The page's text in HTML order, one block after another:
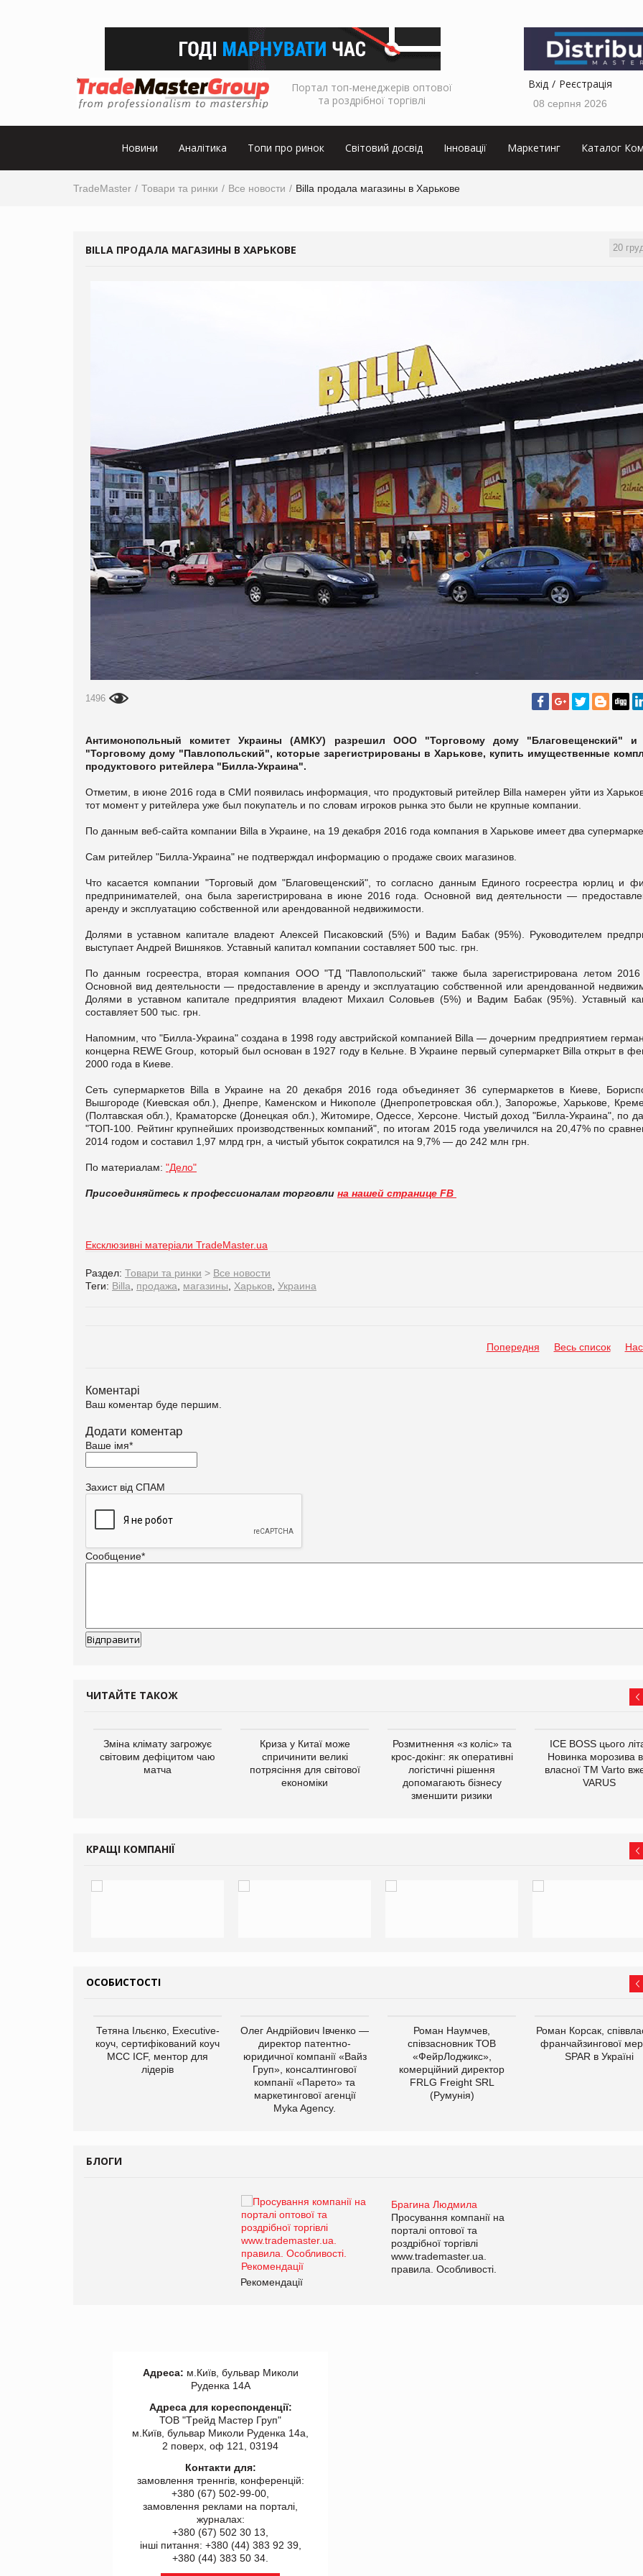
Портал топ-менеджерів оптової
та роздрібної торгівлі
Вхід Реєстрація
08 серпня 2026
Новини Аналітика Топи про ринок Світовий досвід Інновації Маркетинг Каталог
TradeMaster Товари та ринки Все новости Billa продала магазины в Харькове
20
BILLA ПРОДАЛА МАГАЗИНЫ В ХАРЬКОВЕ
1496
Антимонопольный комитет Украины (АМКУ) разрешил ООО "Торговому дому "Благовещенский"
"Торговому дому "Павлопольский", которые зарегистрированы в Харькове, купить имущественные
продуктового ритейлера "Билла-Украина".
Отметим, в июне 2016 года в СМИ появилась информация, что продуктовый ритейлер Billa намерен уйти из
тот момент у ритейлера уже был покупатель и по словам игроков рынка это были не крупные компании.
По данным веб-сайта компании Billa в Украине, на 19 декабря 2016 года компания в Харькове имеет два
Сам ритейлер "Билла-Украина" не подтверждал информацию о продаже своих магазинов.
Что касается компании "Торговый дом "Благовещенский", то согласно данным Единого госреестра юрлиц и
предпринимателей, она была зарегистрирована в июне 2016 года. Основной вид деятельности —
аренду и эксплуатацию собственной или арендованной недвижимости.
Долями в уставном капитале владеют Алексей Писаковский (5%) и Вадим Бабак (95%). Руководителем
выступает Андрей Вишняков. Уставный капитал компании составляет 500 тыс. грн.
По данным госреестра, вторая компания ООО "ТД "Павлопольский" также была зарегистрирована летом 2016
Основной вид деятельности — предоставление в аренду и эксплуатацию собственной или арендованной
Долями в уставном капитале предприятия владеют Михаил Соловьев (5%) и Вадим Бабак (95%). Уставный
составляет 500 тыс. грн.
Напомним, что "Билла-Украина" создана в 1998 году австрийской компанией Billa — дочерним предприятием
концерна REWE Group, который был основан в 1927 году в Кельне. В Украине первый супермаркет Billa открыт в
2000 года в Киеве.
Сеть супермаркетов Billa в Украине на 20 декабря 2016 года объединяет 36 супермаркетов в Киеве,
Вышгороде (Киевская обл.), Днепре, Каменском и Никополе (Днепропетровская обл.), Запорожье, Харькове,
(Полтавская обл.), Краматорске (Донецкая обл.), Житомире, Одессе, Херсоне. Чистый доход "Билла-Украина", по
"ТОП-100. Рейтинг крупнейших производственных компаний", по итогам 2015 года увеличился на 20,47% по
2014 годом и составил 1,97 млрд грн, а чистый убыток сократился на 9,7% — до 242 млн грн.
По материалам: "Дело"
Присоединяйтесь к профессионалам торговли на нашей странице FB
Ексклюзивні матеріали TradeMaster.ua
Раздел: Товари та ринки > Все новости
Теги: Billa продажа магазины Харьков Украина
Попередня Весь список
Коментарі
Ваш коментар буде першим.
Додати коментар
Ваше імя*
Захист від СПАМ
Сообщение*
ЧИТАЙТЕ ТАКОЖ
Зміна клімату загрожує
світовим дефіцитом чаю
матча
Криза у Китаї може
спричинити великі
потрясіння для світової
економіки
Розмитнення «з коліс» та
крос-докінг: як оперативні
логістичні рішення
допомагають бізнесу
зменшити ризики
ICE BOSS цього
Новинка морозива
власної ТМ Varto
VARUS
КРАЩІ КОМПАНІЇ
ОСОБИСТОСТІ
Тетяна Ільєнко, Executive-
коуч, сертифікований коуч
МСС ICF, ментор для
лідерів
Олег Андрійович Івченко —
директор патентно-
юридичної компанії «Вайз
Груп», консалтингової
компанії «Парето» та
маркетингової агенції
Myka Agency.
Роман Наумчев,
співзасновник ТОВ
«ФейрЛоджикс»,
комерційний директор
FRLG Freight SRL
(Румунія)
Роман Корсак,
франчайзингової
SPAR в Україні
БЛОГИ
Брагина Людмила
Просування компанії на
порталі оптової та
роздрібної торгівлі
www.trademaster.ua.
правила. Особливості.
Рекомендації
Адреса: м.Київ, бульвар Миколи
Руденка 14А
Адреса для кореспонденції:
ТОВ "Tрейд Мастер Груп"
м.Київ, бульвар Миколи Руденка 14а,
2 поверх, оф 121, 03194
Контакти для:
замовлення треннгів, конференцій:
+380 (67) 502-99-00,
замовлення реклами на порталі,
журналах:
+380 (67) 502 30 13,
інші питання: +380 (44) 383 92 39,
+380 (44) 383 50 34.